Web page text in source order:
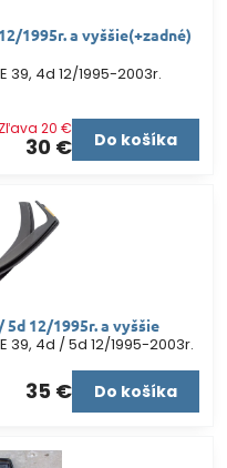
1995r. a vyššie(+zadné)
39, 4d 12/1995-2003r.
30 €
Zľava 20 €
Do košíka
5d 12/1995r. a vyššie
39, 4d / 5d 12/1995-2003r.
35 € Do košíka